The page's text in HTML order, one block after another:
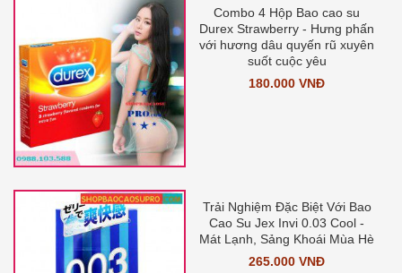
Combo 4 Hộp Bao cao su
Durex Strawberry - Hưng phấn
với hương dâu quyến rũ xuyên
suốt cuộc yêu
180.000 VNĐ
Trải Nghiệm Đặc Biệt Với Bao
Cao Su Jex Invi 0.03 Cool -
Mát Lạnh, Sảng Khoái Mùa Hè
265.000 VNĐ